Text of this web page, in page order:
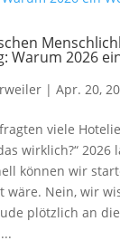
Warum 2026
| Apr. 20,
viele
wirklich?“ 2026
können wir
wäre. Nein, wir
plötzlich an